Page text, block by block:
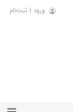
ورود | ثبت‌نام